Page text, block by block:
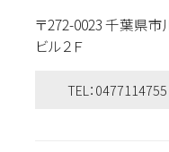
〒272-0023 千葉県市
ビル２Ｆ
TEL：0477114755